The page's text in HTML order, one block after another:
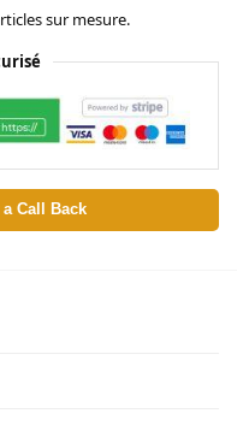
sur mesure.
Call Back